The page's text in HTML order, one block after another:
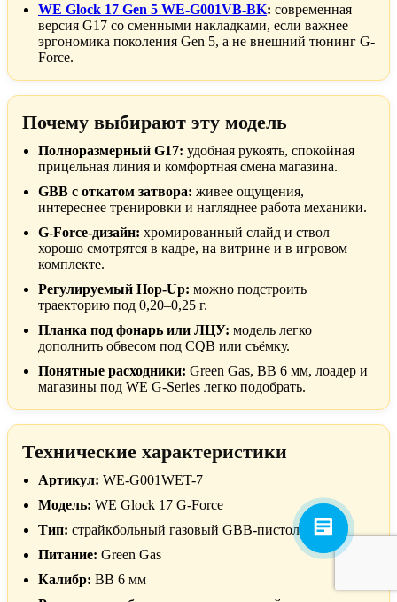
WE Glock 17 Gen 5 WE-G001VB-BK: современная
версия G17 со сменными накладками, если важнее
эргономика поколения Gen 5, а не внешний тюнинг G-
Force.
Почему выбирают эту модель
Полноразмерный G17: удобная рукоять, спокойная
прицельная линия и комфортная смена магазина.
GBB с откатом затвора: живее ощущения,
интереснее тренировки и нагляднее работа механики.
G-Force-дизайн: хромированный слайд и ствол
хорошо смотрятся в кадре, на витрине и в игровом
комплекте.
Регулируемый Hop-Up: можно подстроить
траекторию под 0,20–0,25 г.
Планка под фонарь или ЛЦУ: модель легко
дополнить обвесом под CQB или съёмку.
Понятные расходники: Green Gas, BB 6 мм, лоадер и
магазины под WE G-Series легко подобрать.
Технические характеристики
Артикул: WE-G001WET-7
Модель: WE Glock 17 G-Force
Тип: страйкбольный газовый GBB-пистолет
Питание: Green Gas
Калибр: BB 6 мм